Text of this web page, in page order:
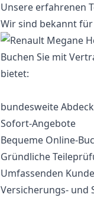
Unsere erfahrenen
Wir sind bekannt
Buchen Sie mit
bietet:
bundesweite
Sofort-Angebote
Bequeme Online-
Gründliche
Umfassenden
Versicherungs- und